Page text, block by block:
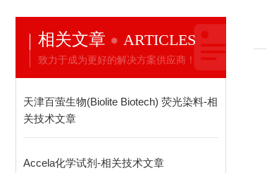
相关文章 ARTICLES
致力于成为更好的解决方案供应商！
天津百萤生物(Biolite Biotech) 荧光染料-相
关技术文章
Accela化学试剂-相关技术文章